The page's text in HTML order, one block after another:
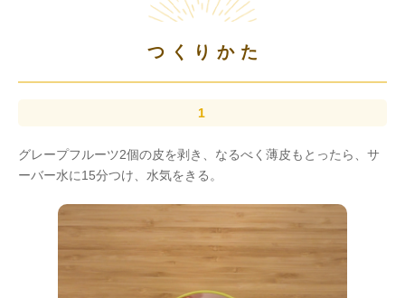
つくりかた
グレープフルーツ2個の皮を剥き、なるべく薄皮もとったら、サ
ーバー水に15分つけ、水気をきる。